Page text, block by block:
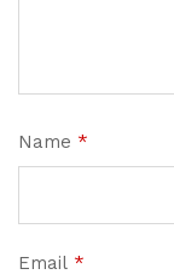
Name *
Email *